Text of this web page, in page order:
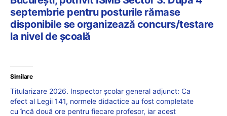
septembrie pentru posturile rămase
disponibile se organizează concurs/testare
la nivel de școală
Similare
Titularizare 2026. Inspector școlar general adjunct: Ca
efect al Legii 141, normele didactice au fost completate
cu încă două ore pentru fiecare profesor, iar acest